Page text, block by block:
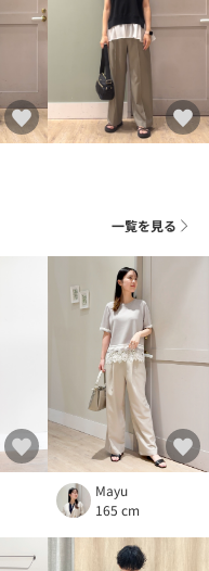
一覧を見る
Mayu
165 cm